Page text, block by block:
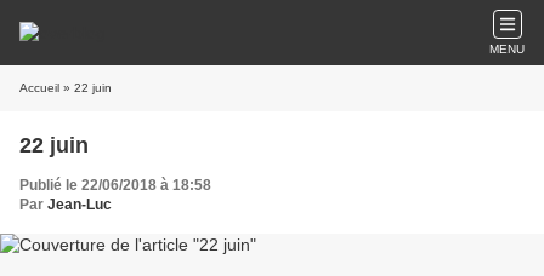
MENU
Accueil » 22 juin
22 juin
Publié le 22/06/2018 à 18:58
Par Jean-Luc